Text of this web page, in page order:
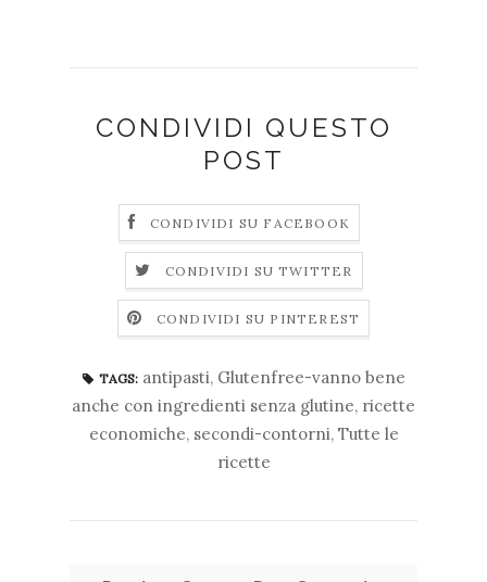
CONDIVIDI QUESTO
POST
CONDIVIDI SU FACEBOOK
CONDIVIDI SU TWITTER
CONDIVIDI SU PINTEREST
TAGS: antipasti, Glutenfree-vanno bene
anche con ingredienti senza glutine, ricette
economiche, secondi-contorni, Tutte le
ricette